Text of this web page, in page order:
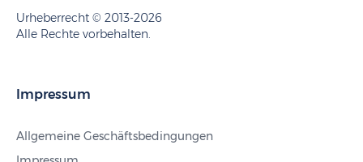
Urheberrecht © 2013-2026
Alle Rechte vorbehalten.
Impressum
Allgemeine Geschäftsbedingungen